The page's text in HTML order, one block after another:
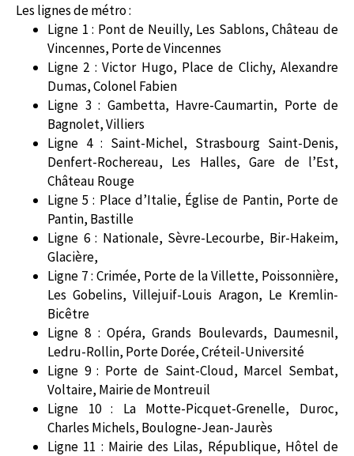
Les lignes de métro :
Ligne 1 : Pont de Neuilly, Les Sablons, Château de
Vincennes, Porte de Vincennes
Ligne 2 : Victor Hugo, Place de Clichy, Alexandre
Dumas, Colonel Fabien
Ligne 3 : Gambetta, Havre-Caumartin, Porte de
Bagnolet, Villiers
Ligne 4 : Saint-Michel, Strasbourg Saint-Denis,
Denfert-Rochereau, Les Halles, Gare de l’Est,
Château Rouge
Ligne 5 : Place d’Italie, Église de Pantin, Porte de
Pantin, Bastille
Ligne 6 : Nationale, Sèvre-Lecourbe, Bir-Hakeim,
Glacière,
Ligne 7 : Crimée, Porte de la Villette, Poissonnière,
Les Gobelins, Villejuif-Louis Aragon, Le Kremlin-
Bicêtre
Ligne 8 : Opéra, Grands Boulevards, Daumesnil,
Ledru-Rollin, Porte Dorée, Créteil-Université
Ligne 9 : Porte de Saint-Cloud, Marcel Sembat,
Voltaire, Mairie de Montreuil
Ligne 10 : La Motte-Picquet-Grenelle, Duroc,
Charles Michels, Boulogne-Jean-Jaurès
Ligne 11 : Mairie des Lilas, République, Hôtel de